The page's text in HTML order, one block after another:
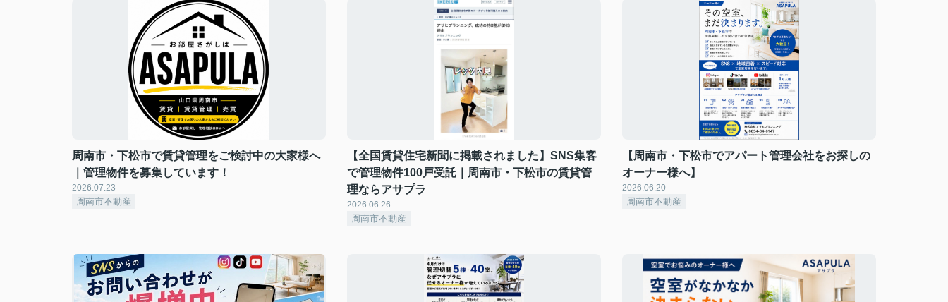
周南市・下松市で賃貸管理をご検討中の大家様へ
｜管理物件を募集しています！
2026.07.23
周南市不動産
【全国賃貸住宅新聞に掲載されました】SNS集客
で管理物件100戸受託｜周南市・下松市の賃貸管
理ならアサプラ
2026.06.26
周南市不動産
【周南市・下松市でアパート管理会社をお探しの
オーナー様へ】
2026.06.20
周南市不動産